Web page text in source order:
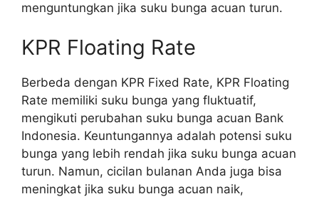
menguntungkan jika suku bunga acuan turun.
KPR Floating Rate
Berbeda dengan KPR Fixed Rate, KPR Floating
Rate memiliki suku bunga yang fluktuatif,
mengikuti perubahan suku bunga acuan Bank
Indonesia. Keuntungannya adalah potensi suku
bunga yang lebih rendah jika suku bunga acuan
turun. Namun, cicilan bulanan Anda juga bisa
meningkat jika suku bunga acuan naik,